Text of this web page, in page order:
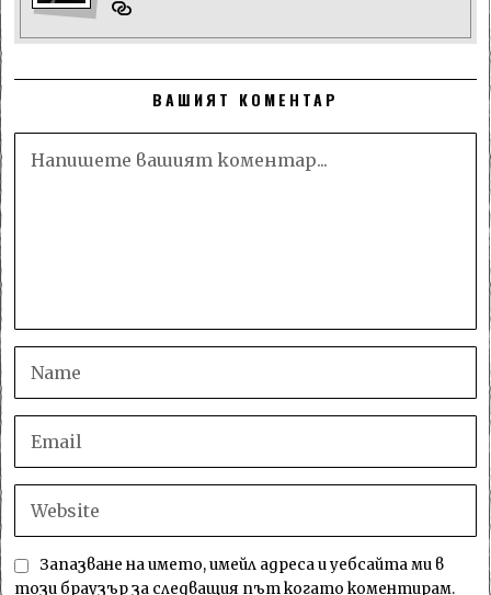
ВАШИЯТ КОМЕНТАР
Запазване на името, имейл адреса и уебсайта ми в
този браузър за следващия път когато коментирам.